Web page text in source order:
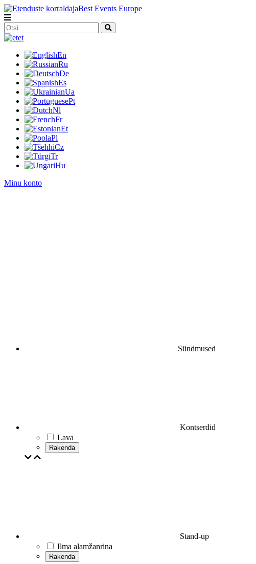
et
En
Ru
De
Es
Ua
Pt
Nl
Fr
Et
Pl
Cz
Tr
Hu
Minu konto
Sündmused
Kontserdid
Lava
Rakenda
Stand-up
Ilma alamžanrina
Rakenda